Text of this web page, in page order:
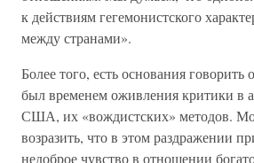
к действиям гегемонистского
между странами».
Более того, есть основания говорить
был временем оживления критики в
США, их «вождистских» методов.
возразить, что в этом раздражении
недоброе чувство в отношении